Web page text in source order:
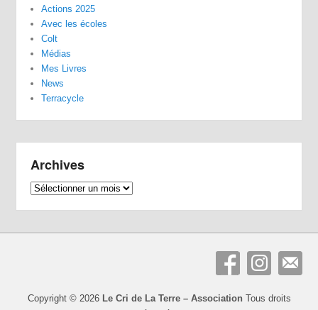
Actions 2025
Avec les écoles
Colt
Médias
Mes Livres
News
Terracycle
Archives
Archives
Copyright © 2026 Le Cri de La Terre – Association Tous droits